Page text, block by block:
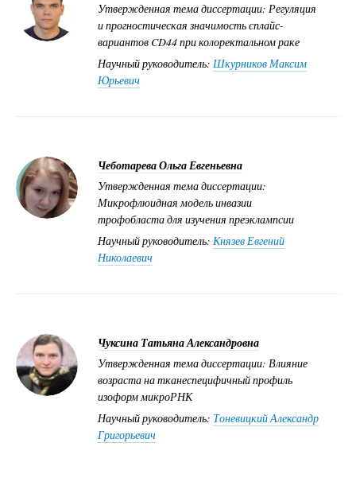
Утвержденная тема диссертации: Регуляция
и прогностическая значимость сплайс-
вариантов CD44 при колоректальном раке
Научный руководитель: Шкурников Максим
Юрьевич
Чеботарева Ольга Евгеньевна
Утвержденная тема диссертации:
Микрофлюидная модель инвазии
трофобласта для изучения преэклампсии
Научный руководитель: Князев Евгений
Николаевич
Чуксина Татьяна Александровна
Утвержденная тема диссертации: Влияние
возраста на тканеспецифичный профиль
изоформ микроРНК
Научный руководитель: Тоневицкий Александр
Григорьевич